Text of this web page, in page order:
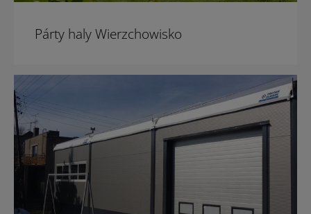
Párty haly Wierzchowisko